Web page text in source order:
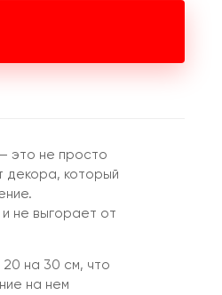
это не просто
декора, который
не выгорает от
на 30 см, что
на нем